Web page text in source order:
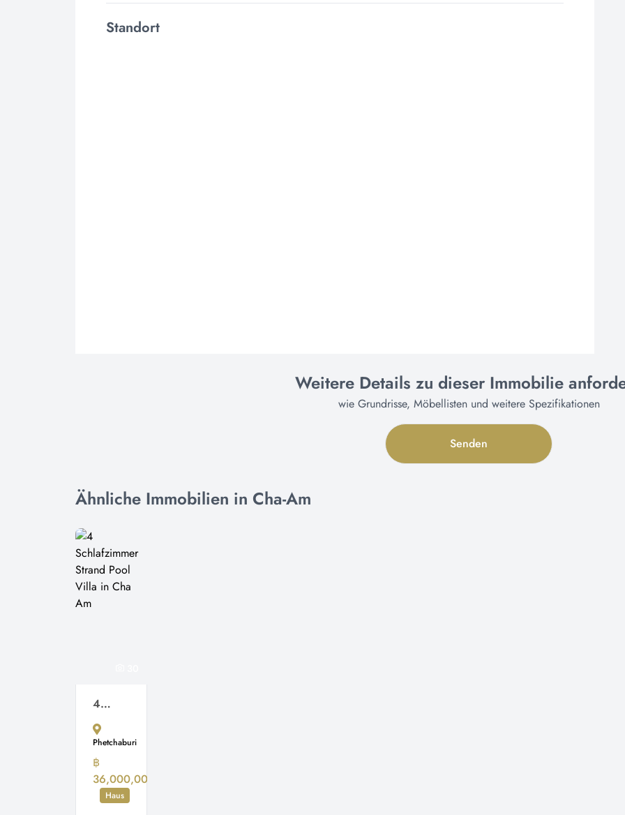
Standort
Weitere Details zu dieser Immobilie
wie Grundrisse, Möbellisten und weitere Spezifikationen
Senden
Ähnliche Immobilien in Cha-Am
4 Schlafzimmer Strand Pool Villa in Cha Am
Phetchaburi
฿
36,000,000
Haus